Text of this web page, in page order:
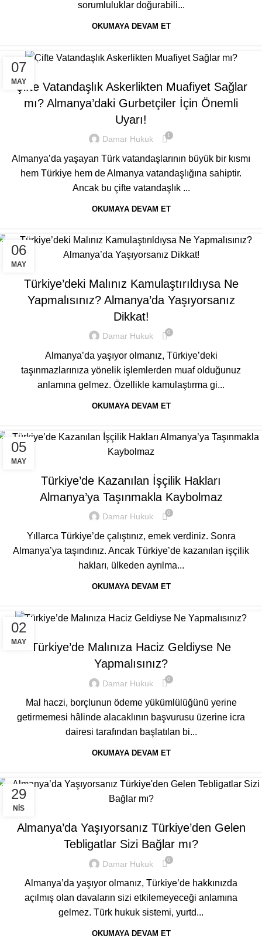
sorumluluklar doğurabili...
OKUMAYA DEVAM ET
07
MAY
GENEL
Çifte Vatandaşlık Askerlikten Muafiyet Sağlar
mı? Almanya’daki Gurbetçiler İçin Önemli
Uyarı!
Damar Hukuk 1
Almanya’da yaşayan Türk vatandaşlarının büyük bir kısmı
hem Türkiye hem de Almanya vatandaşlığına sahiptir.
Ancak bu çifte vatandaşlık ...
OKUMAYA DEVAM ET
06
MAYGENEL
Türkiye’deki Malınız Kamulaştırıldıysa Ne
Yapmalısınız? Almanya’da Yaşıyorsanız
Dikkat!
Damar Hukuk 0
Almanya’da yaşıyor olmanız, Türkiye’deki
taşınmazlarınıza yönelik işlemlerden muaf olduğunuz
anlamına gelmez. Özellikle kamulaştırma gi...
OKUMAYA DEVAM ET
05
MAYGENEL
Türkiye’de Kazanılan İşçilik Hakları
Almanya’ya Taşınmakla Kaybolmaz
Damar Hukuk 0
Yıllarca Türkiye’de çalıştınız, emek verdiniz. Sonra
Almanya’ya taşındınız. Ancak Türkiye’de kazanılan işçilik
hakları, ülkeden ayrılma...
OKUMAYA DEVAM ET
02
MAY
GENEL
Türkiye’de Malınıza Haciz Geldiyse Ne
Yapmalısınız?
Damar Hukuk 0
Mal haczi, borçlunun ödeme yükümlülüğünü yerine
getirmemesi hâlinde alacaklının başvurusu üzerine icra
dairesi tarafından başlatılan bi...
OKUMAYA DEVAM ET
29
NISGENEL
Almanya’da Yaşıyorsanız Türkiye’den Gelen
Tebligatlar Sizi Bağlar mı?
Damar Hukuk 0
Almanya’da yaşıyor olmanız, Türkiye’de hakkınızda
açılmış olan davaların sizi etkilemeyeceği anlamına
gelmez. Türk hukuk sistemi, yurtd...
OKUMAYA DEVAM ET